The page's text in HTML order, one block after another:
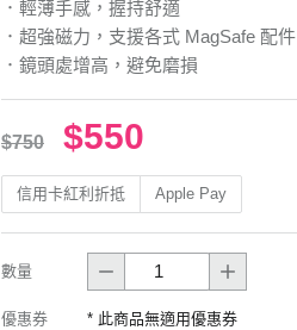
．輕薄手感，握持舒適
．超強磁力，支援各式 MagSafe 配件
．鏡頭處增高，避免磨損
$750 $550
信用卡紅利折抵 Apple Pay
數量
優惠券 * 此商品無適用優惠券